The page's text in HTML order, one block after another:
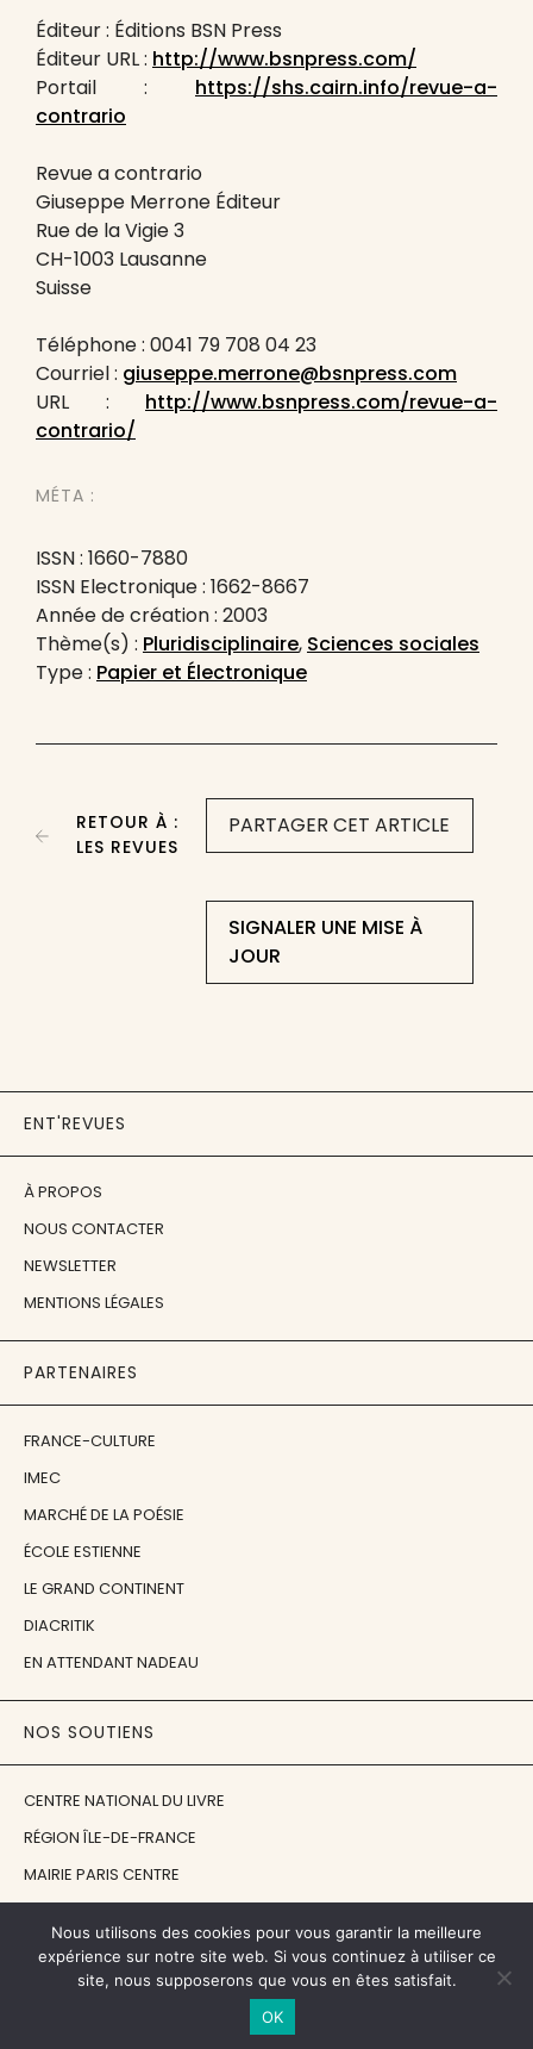
Éditeur : Éditions BSN Press
Éditeur URL : http://www.bsnpress.com/
Portail : https://shs.cairn.info/revue-a-
contrario
Revue a contrario
Giuseppe Merrone Éditeur
Rue de la Vigie 3
CH-1003 Lausanne
Suisse
Téléphone : 0041 79 708 04 23
Courriel : giuseppe.merrone@bsnpress.com
URL : http://www.bsnpress.com/revue-a-
contrario/
MÉTA :
ISSN : 1660-7880
ISSN Electronique : 1662-8667
Année de création : 2003
Thème(s) : Pluridisciplinaire, Sciences sociales
Type : Papier et Électronique
PARTAGER CET ARTICLE
SIGNALER UNE MISE À
JOUR
RETOUR À :
LES REVUES
ENT'REVUES
À PROPOS
NOUS CONTACTER
NEWSLETTER
MENTIONS LÉGALES
PARTENAIRES
FRANCE-CULTURE
IMEC
MARCHÉ DE LA POÉSIE
ÉCOLE ESTIENNE
LE GRAND CONTINENT
DIACRITIK
EN ATTENDANT NADEAU
NOS SOUTIENS
CENTRE NATIONAL DU LIVRE
RÉGION ÎLE-DE-FRANCE
MAIRIE PARIS CENTRE
FONDATION JAN MICHALSKI
© 1998 - 2026, ENT'REVUES
Nous utilisons des cookies pour vous garantir la meilleure
expérience sur notre site web. Si vous continuez à utiliser ce
site, nous supposerons que vous en êtes satisfait.
OK